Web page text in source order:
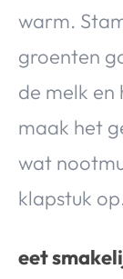
warm.
groenten
de melk
maak het
wat
klapstuk
eet